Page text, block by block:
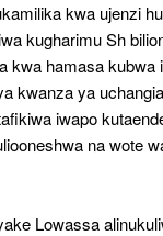
kwa ujenzi
kugharimu Sh
kwa hamasa kubwa
kwanza ya
iwapo
na wote
Lowassa